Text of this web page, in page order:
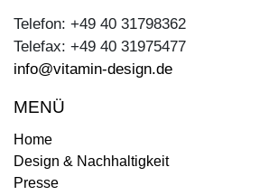
Telefon: +49 40 31798362
Telefax: +49 40 31975477
info@vitamin-design.de
MENÜ
Home
Design & Nachhaltigkeit
Presse